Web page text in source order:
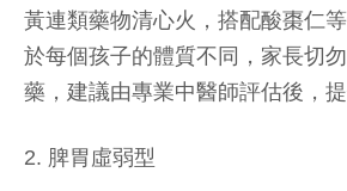
黃連類藥物清心火，搭配酸棗仁
於每個孩子的體質不同，家長切
藥，建議由專業中醫師評估後，提
2. 脾胃虛弱型